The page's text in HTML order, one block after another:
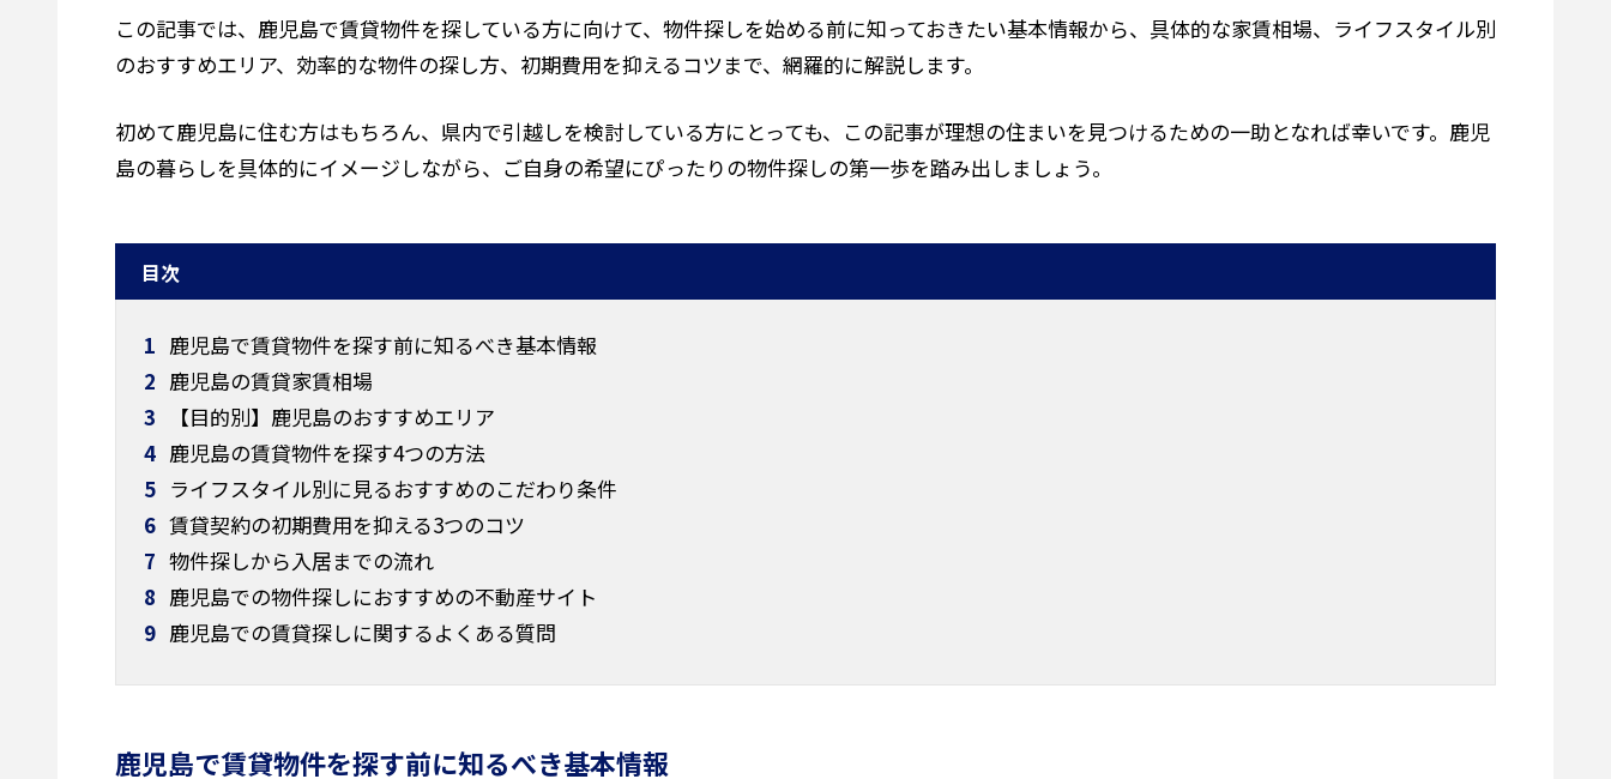
この記事では、鹿児島で賃貸物件を探している方に向けて、物件探しを始める前に知っておきたい基本情報から、具体的な家賃相場、ライフスタイル別
のおすすめエリア、効率的な物件の探し方、初期費用を抑えるコツまで、網羅的に解説します。
初めて鹿児島に住む方はもちろん、県内で引越しを検討している方にとっても、この記事が理想の住まいを見つけるための一助となれば幸いです。鹿児
島の暮らしを具体的にイメージしながら、ご自身の希望にぴったりの物件探しの第一歩を踏み出しましょう。
目次
1 鹿児島で賃貸物件を探す前に知るべき基本情報
2 鹿児島の賃貸家賃相場
3
【目的別】鹿児島のおすすめエリア
4 鹿児島の賃貸物件を探す4つの方法
5 ライフスタイル別に見るおすすめのこだわり条件
6 賃貸契約の初期費用を抑える3つのコツ
7 物件探しから入居までの流れ
8 鹿児島での物件探しにおすすめの不動産サイト
9 鹿児島での賃貸探しに関するよくある質問
鹿児島で賃貸物件を探す前に知るべき基本情報